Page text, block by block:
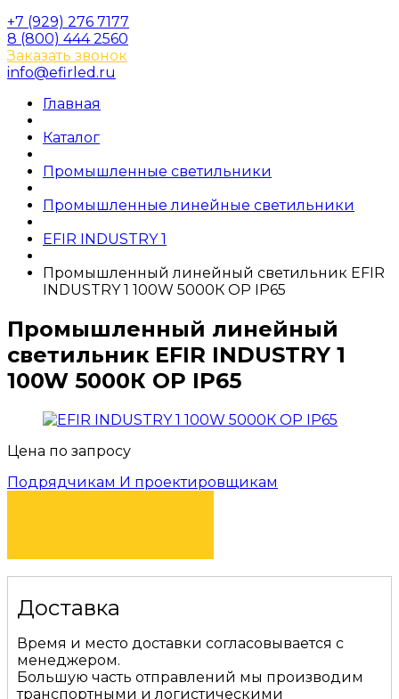
+7 (929) 276 7177
8 (800) 444 2560
Заказать звонок
info@efirled.ru
Главная
Каталог
Промышленные светильники
Промышленные линейные светильники
EFIR INDUSTRY 1
Промышленный линейный светильник EFIR
INDUSTRY 1 100W 5000К OP IP65
Промышленный линейный
светильник EFIR INDUSTRY 1
100W 5000К OP IP65
Цена по запросу
Подрядчикам И проектировщикам
Доставка
Время и место доставки согласовывается с
менеджером.
Большую часть отправлений мы производим
транспортными и логистическими